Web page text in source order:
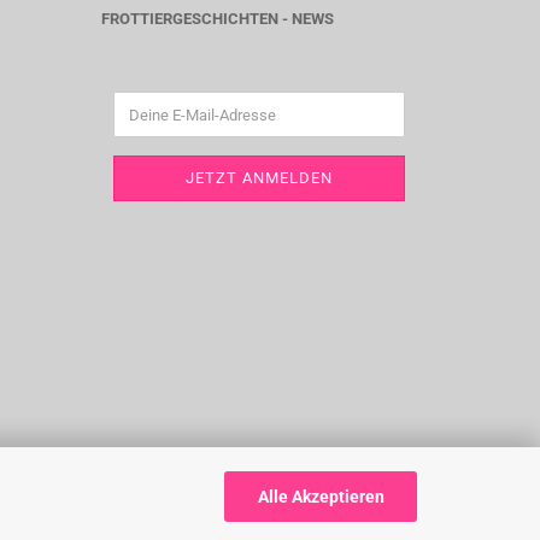
Alle Akzeptieren
FROTTIERGESCHICHTEN - NEWS